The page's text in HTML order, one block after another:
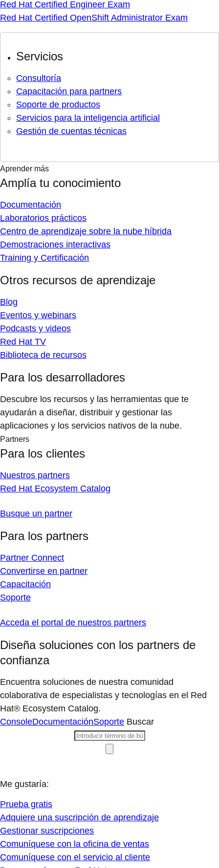
Red Hat Certified Engineer Exam
Red Hat Certified OpenShift Administrator Exam
Servicios
Consultoría
Capacitación para partners
Soporte de productos
Servicios para la inteligencia artificial
Gestión de cuentas técnicas
Aprender más
Amplía tu conocimiento
Documentación
Laboratorios prácticos
Centro de aprendizaje sobre la nube híbrida
Demostraciones interactivas
Training y Certificación
Otros recursos de aprendizaje
Blog
Eventos y webinars
Podcasts y videos
Red Hat TV
Biblioteca de recursos
Para los desarrolladores
Descubre los recursos y las herramientas que te
ayudarán a diseñar, distribuir y gestionar las
aplicaciones y los servicios nativos de la nube.
Partners
Para los clientes
Nuestros partners
Red Hat Ecosystem Catalog
Busque un partner
Para los partners
Partner Connect
Convertirse en partner
Capacitación
Soporte
Acceda el portal de nuestros partners
Diseña soluciones con los partners de
confianza
Encuentra soluciones de nuestra comunidad
colaborativa de especialistas y tecnologías en el Red
Hat® Ecosystem Catalog.
ConsoleDocumentaciónSoporte Buscar
Me gustaría:
Prueba gratis
Adquiere una suscripción de aprendizaje
Gestionar suscripciones
Comuníquese con la oficina de ventas
Comuníquese con el servicio al cliente